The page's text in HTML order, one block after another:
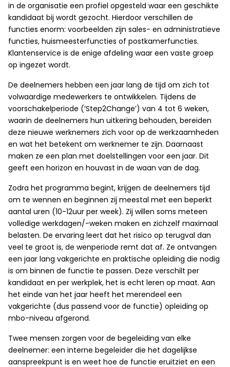
in de organisatie een profiel opgesteld waar een geschikte
kandidaat bij wordt gezocht. Hierdoor verschillen de
functies enorm: voorbeelden zijn sales- en administratieve
functies, huismeesterfuncties of postkamerfuncties.
Klantenservice is de enige afdeling waar een vaste groep
op ingezet wordt.
De deelnemers hebben een jaar lang de tijd om zich tot
volwaardige medewerkers te ontwikkelen. Tijdens de
voorschakelperiode (‘Step2Change’) van 4 tot 6 weken,
waarin de deelnemers hun uitkering behouden, bereiden
deze nieuwe werknemers zich voor op de werkzaamheden
en wat het betekent om werknemer te zijn. Daarnaast
maken ze een plan met doelstellingen voor een jaar. Dit
geeft een horizon en houvast in de waan van de dag.
Zodra het programma begint, krijgen de deelnemers tijd
om te wennen en beginnen zij meestal met een beperkt
aantal uren (10-12uur per week). Zij willen soms meteen
volledige werkdagen/-weken maken en zichzelf maximaal
belasten. De ervaring leert dat het risico op terugval dan
veel te groot is, de wenperiode remt dat af. Ze ontvangen
een jaar lang vakgerichte en praktische opleiding die nodig
is om binnen de functie te passen. Deze verschilt per
kandidaat en per werkplek, het is echt leren op maat. Aan
het einde van het jaar heeft het merendeel een
vakgerichte (dus passend voor de functie) opleiding op
mbo-niveau afgerond.
Twee mensen zorgen voor de begeleiding van elke
deelnemer: een interne begeleider die het dagelijkse
aanspreekpunt is en weet hoe de functie eruitziet en een